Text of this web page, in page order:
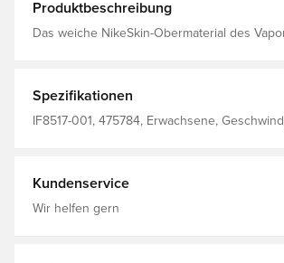
Produktbeschreibung
Das weiche NikeSkin-Obermaterial des
explosive und agile Richtungswechsel.
Spezifikationen
IF8517-001, 475784, Erwachsene,
Kundenservice
Wir helfen gern